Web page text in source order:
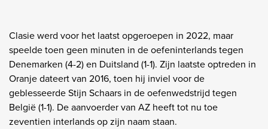
Clasie werd voor het laatst opgeroepen in 2022, maar
speelde toen geen minuten in de oefeninterlands tegen
Denemarken (4-2) en Duitsland (1-1). Zijn laatste optreden in
Oranje dateert van 2016, toen hij inviel voor de
geblesseerde Stijn Schaars in de oefenwedstrijd tegen
België (1-1). De aanvoerder van AZ heeft tot nu toe
zeventien interlands op zijn naam staan.